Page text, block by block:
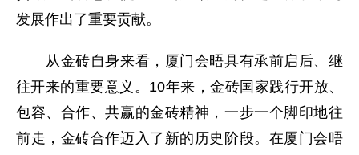
发展作出了重要贡献。
从金砖自身来看，厦门会晤具有承前启后、继
往开来的重要意义。10年来，金砖国家践行开放、
包容、合作、共赢的金砖精神，一步一个脚印地往
前走，金砖合作迈入了新的历史阶段。在厦门会晤